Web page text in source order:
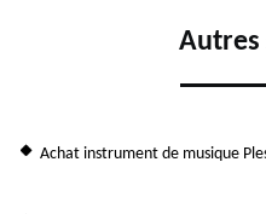
Autres
Achat instrument de musique